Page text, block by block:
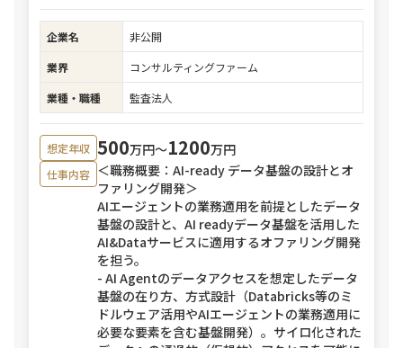
企業名
非公開
業界
コンサルティングファーム
業種・職種
監査法人
想定年収 500万円〜1200万円
仕事内容 ＜職務概要：AI-ready データ基盤の設計とオ
ファリング開発＞
AIエージェントの業務適用を前提としたデータ
基盤の設計と、AI readyデータ基盤を活用した
AI&Dataサービスに適用するオファリング開発
を担う。
- AI Agentのデータアクセスを想定したデータ
基盤の在り方、方式設計（Databricks等のミ
ドルウェア活用やAIエージェントの業務適用に
必要な要素を含む基盤開発）。サイロ化された